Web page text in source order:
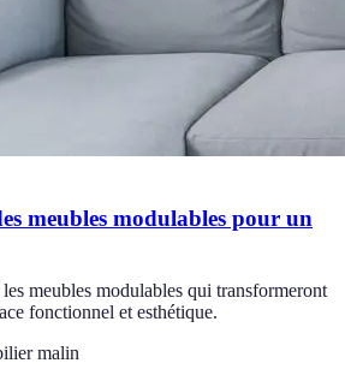
meubles modulables pour un
meubles modulables qui transformeront
fonctionnel et esthétique.
malin